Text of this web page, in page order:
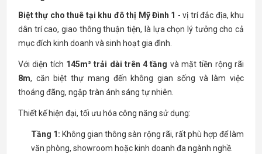
Biệt thự cho thuê tại khu đô thị Mỹ Đình 1 - vị trí đắc địa, khu
dân trí cao, giao thông thuận tiện, là lựa chọn lý tưởng cho cả
mục đích kinh doanh và sinh hoạt gia đình.
Với diện tích 145m² trải dài trên 4 tầng và mặt tiền rộng rãi
8m, căn biệt thự mang đến không gian sống và làm việc
thoáng đãng, ngập tràn ánh sáng tự nhiên.
Thiết kế hiện đại, tối ưu hóa công năng sử dụng:
Tầng 1: Không gian thông sàn rộng rãi, rất phù hợp để làm
văn phòng, showroom hoặc kinh doanh đa ngành nghề.